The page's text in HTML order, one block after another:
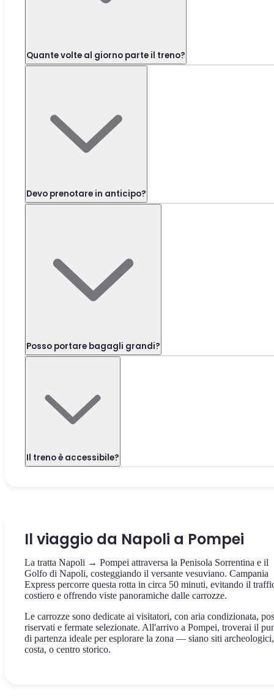
Quante volte al giorno parte il treno?
Devo prenotare in anticipo?
Posso portare bagagli grandi?
Il treno è accessibile?
Il viaggio da Napoli a Pompei
La tratta Napoli → Pompei attraversa la Penisola Sorrentina e il
Golfo di Napoli, costeggiando il versante vesuviano. Campania
Express percorre questa rotta in circa 50 minuti, evitando il
costiero e offrendo viste panoramiche dalle carrozze.
Le carrozze sono dedicate ai visitatori, con aria condizionata,
riservati e fermate selezionate. All'arrivo a Pompei, troverai il
di partenza ideale per esplorare la zona — siano siti archeologici,
costa, o centro storico.